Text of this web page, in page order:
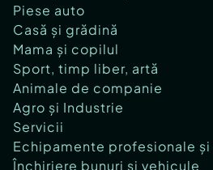
Piese auto
Casă și grădină
Mama și copilul
Sport, timp liber, artă
Animale de companie
Agro și Industrie
Servicii
Echipamente profesionale și
Închiriere bunuri și vehicule